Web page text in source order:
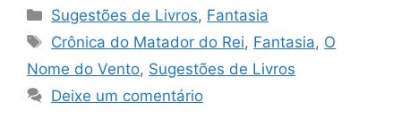
Categorias
Sugestões de Livros, Fantasia
Tags
Crônica do Matador do Rei, Fantasia, O
Nome do Vento, Sugestões de Livros
Deixe um comentário